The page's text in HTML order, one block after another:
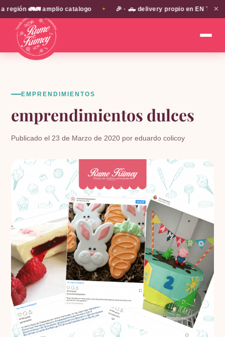
🚛🚛 amplio catalogo ✦ 🎉 · 🛻 delivery propio en EN TODA LA✕
EMPRENDIMIENTOS
emprendimientos dulces
Publicado el 23 de Marzo de 2020 por eduardo colicoy